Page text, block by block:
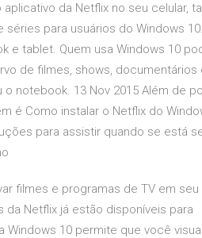
da Netflix no seu celular,
para usuários do Windows
e tablet. Quem usa Windows 10
de filmes, shows, documentários
notebook. 13 Nov 2015 Além de
é Como instalar o Netflix do
para assistir quando se está
filmes e programas de TV em seu
Netflix já estão disponíveis para
Windows 10 permite que você